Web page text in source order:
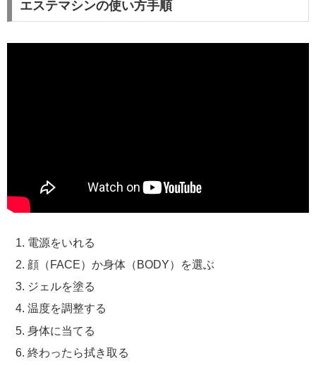
エステマシンの使い方手順
電源をいれる
顔（FACE）か身体（BODY）を選ぶ
ジェルを塗る
温度を調整する
身体に当てる
終わったら拭き取る